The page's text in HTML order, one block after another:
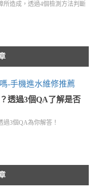
所造成，透過4個檢測方法判斷
透過3個QA了解是否
3個QA為你解答！